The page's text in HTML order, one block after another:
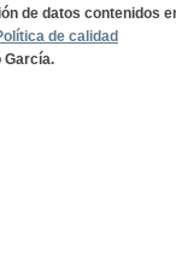
de datos contenidos
de calidad
García.